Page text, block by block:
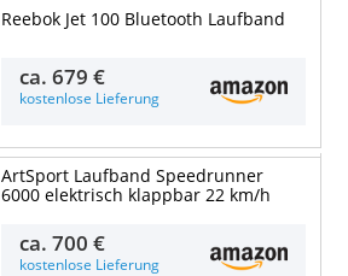
Reebok Jet 100 Bluetooth Laufband
ca.679 €
kostenlose Lieferung
ArtSport Laufband Speedrunner
6000 elektrisch klappbar 22 km/h
ca.700 €
kostenlose Lieferung